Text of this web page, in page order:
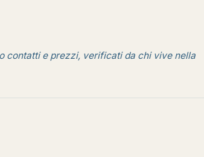
contatti e prezzi, verificati da chi vive nella